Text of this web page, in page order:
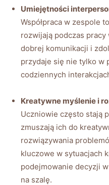
Umiejętności
Współpraca w zespole
rozwijają podczas
dobrej komunikacji i
przydaje się nie tylko w
codziennych
Kreatywne myślenie i
Uczniowie często stają
zmuszają ich do
rozwiązywania
kluczowe w sytuacjach
podejmowanie decyzji
na szalę.